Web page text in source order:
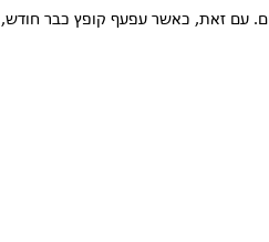
עם זאת, כאשר עפעף קופץ כבר